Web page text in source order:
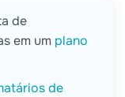
de
em um plano
de